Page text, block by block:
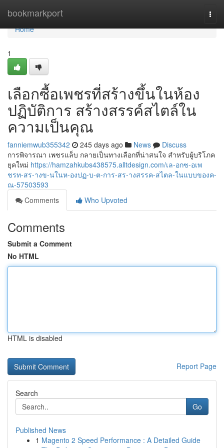
bookmarkport
Home
Home
1
เลือกซื้อเพชรที่สร้างขึ้นในห้อง
ปฏิบัติการ สร้างสรรค์สไตล์ใน
ความเป็นคุณ
fanniemwub355342 245 days ago News
Discuss
การพิจารณา เพชรแล็บ กลายเป็นทางเลือกที่น่าสนใจ สำหรับผู้บริโภค
ยุคใหม่ https://hamzahkubs438575.alltdesign.com/เล-อกซ-อเพ
ชรท-สร-างข-นในห-องปฏ-บ-ต-การ-สร-างสรรค-สไตล-ในแบบของค-
ณ-57503593
Comments
Who Upvoted
Comments
Submit a Comment
No HTML
HTML is disabled
Report Page
Search
Go
Published News
1 Magento 2 Speed Performance : A Detailed Guide